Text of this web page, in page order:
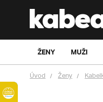
ŽENY MUŽI
Úvod Ženy